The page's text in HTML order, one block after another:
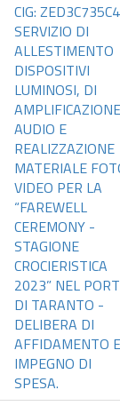
CIG:
SERVIZIO DI
ALLESTIMENTO
DISPOSITIVI
LUMINOSI, DI
AMPLIFICAZIONE
AUDIO E
REALIZZAZIONE
MATERIALE
VIDEO PER LA
“FAREWELL
CEREMONY -
STAGIONE
CROCIERISTICA
2023” NEL
DI TARANTO -
DELIBERA DI
AFFIDAMENTO
IMPEGNO DI
SPESA.